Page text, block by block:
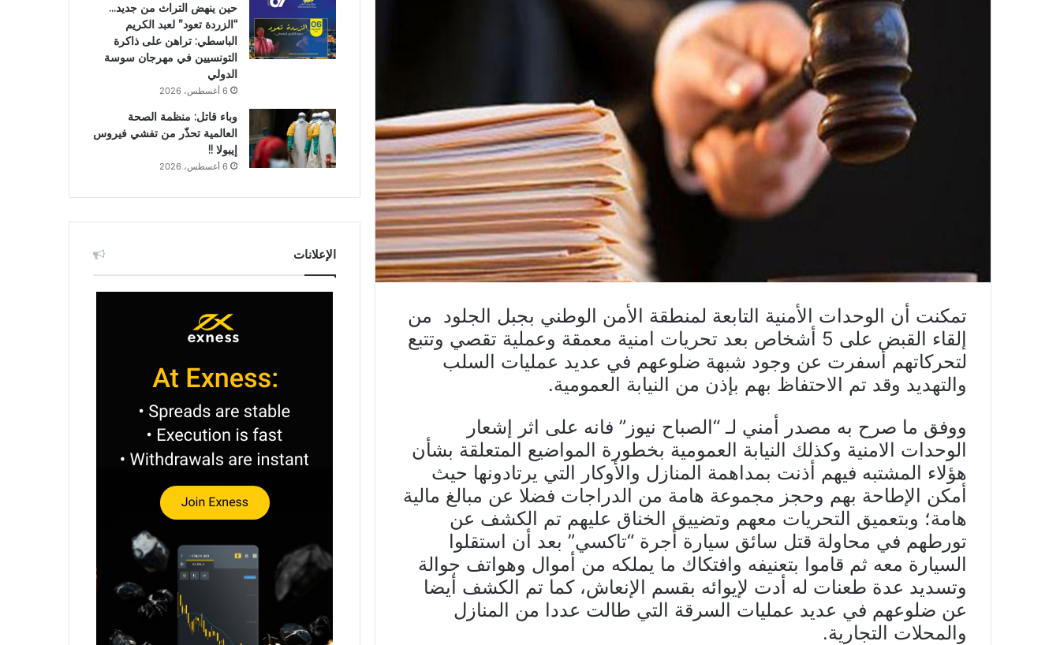
تمكنت أن الوحدات الأمنية التابعة لمنطقة الأمن الوطني بجبل الجلود من
إلقاء القبض على 5 أشخاص بعد تحريات امنية معمقة وعملية تقصي وتتبع
لتحركاتهم أسفرت عن وجود شبهة ضلوعهم في عديد عمليات السلب
والتهديد وقد تم الاحتفاظ بهم بإذن من النيابة العمومية.
ووفق ما صرح به مصدر أمني لـ “الصباح نيوز” فانه على اثر إشعار
الوحدات الامنية وكذلك النيابة العمومية بخطورة المواضيع المتعلقة بشأن
هؤلاء المشتبه فيهم أذنت بمداهمة المنازل والأوكار التي يرتادونها حيث
أمكن الإطاحة بهم وحجز مجموعة هامة من الدراجات فضلا عن مبالغ مالية
هامة؛ وبتعميق التحريات معهم وتضييق الخناق عليهم تم الكشف عن
تورطهم في محاولة قتل سائق سيارة أجرة “تاكسي” بعد أن استقلوا
السيارة معه ثم قاموا بتعنيفه وافتكاك ما يملكه من أموال وهواتف جوالة
وتسديد عدة طعنات له أدت لإيوائه بقسم الإنعاش، كما تم الكشف أيضا
عن ضلوعهم في عديد عمليات السرقة التي طالت عددا من المنازل
والمحلات التجارية.
حين ينهض التراث من جديد…
“الزردة تعود” لعبد الكريم
الباسطي: تراهن على ذاكرة
التونسيين في مهرجان سوسة
الدولي
6 أغسطس، 2026
وباء قاتل: منظمة الصحة
العالمية تحذّر من تفشي فيروس
إيبولا !!
6 أغسطس، 2026
الإعلانات